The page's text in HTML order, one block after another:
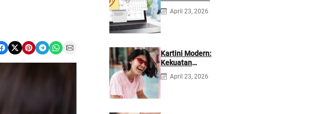
Share on Facebook Share on X Share on Pinterest Share on Telegram Share on WhatsApp Share on Email
Gajian
Berikutnya
April 23, 2026
Kartini Modern:
Kekuatan
Berevolusi &
Rawat Diri
April 23, 2026